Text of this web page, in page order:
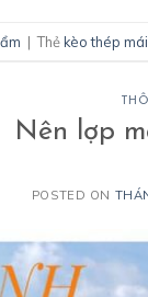
| Thẻ kèo thép
Nên lợp
POSTED ON